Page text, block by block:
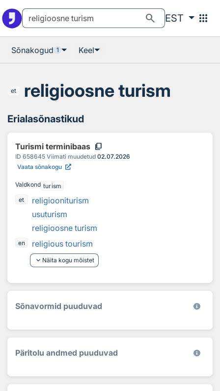
search EST apps
Sõnakogud 1 Keel
et religioosne turism
Erialasõnastikud
Turismi terminibaas content_copy
ID 658645 Viimati muudetud 02.07.2026
Vaata sõnakogu
Valdkond turism
et
religiooniturism
usuturism
religioosne turism
en
religious tourism
keyboard_arrow_down Näita kogu mõistet
Sõnavormid puuduvad
Päritolu andmed puuduvad